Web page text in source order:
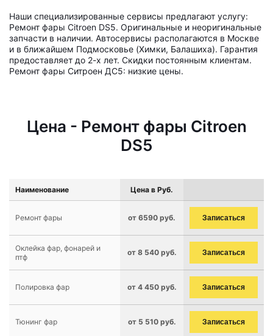
Наши специализированные сервисы предлагают услугу:
Ремонт фары Citroen DS5. Оригинальные и неоригинальные
запчасти в наличии. Автосервисы располагаются в Москве
и в ближайшем Подмосковье (Химки, Балашиха). Гарантия
предоставляет до 2-х лет. Скидки постоянным клиентам.
Ремонт фары Ситроен ДС5: низкие цены.
Цена - Ремонт фары Citroen
DS5
Наименование Цена в Руб.
Ремонт фары от 6590 руб. Записаться
Оклейка фар, фонарей и
птф
от 8 540 руб. Записаться
Полировка фар от 4 450 руб. Записаться
Тюнинг фар от 5 510 руб. Записаться